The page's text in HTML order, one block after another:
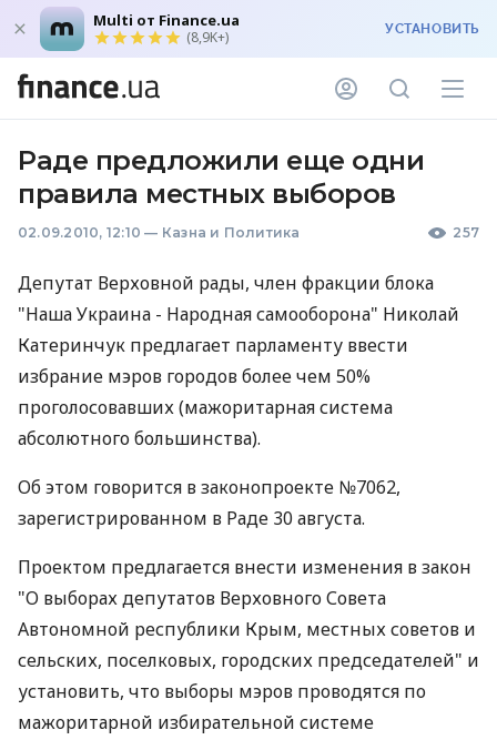
Multi от Finance.ua
(8,9K+) УСТАНОВИТЬ
Раде предложили еще одни
правила местных выборов
02.09.2010, 12:10 — Казна и Политика 257
Депутат Верховной рады, член фракции блока
"Наша Украина - Народная самооборона" Николай
Катеринчук предлагает парламенту ввести
избрание мэров городов более чем 50%
проголосовавших (мажоритарная система
абсолютного большинства).
Об этом говорится в законопроекте №7062,
зарегистрированном в Раде 30 августа.
Проектом предлагается внести изменения в закон
"О выборах депутатов Верховного Совета
Автономной республики Крым, местных советов и
сельских, поселковых, городских председателей" и
установить, что выборы мэров проводятся по
мажоритарной избирательной системе